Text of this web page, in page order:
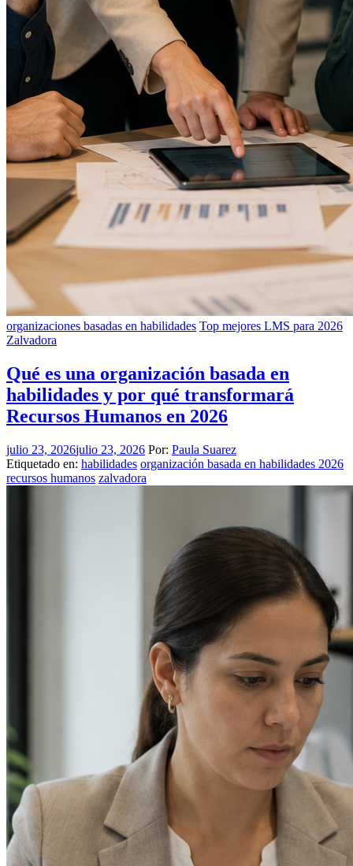
organizaciones basadas en habilidades Top mejores LMS para 2026
Zalvadora
Qué es una organización basada en
habilidades y por qué transformará
Recursos Humanos en 2026
julio 23, 2026julio 23, 2026 Por: Paula Suarez
Etiquetado en: habilidades organización basada en habilidades 2026
recursos humanos zalvadora